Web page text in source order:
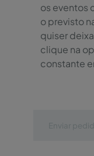
os eventos
o previsto
quiser
clique na
constante